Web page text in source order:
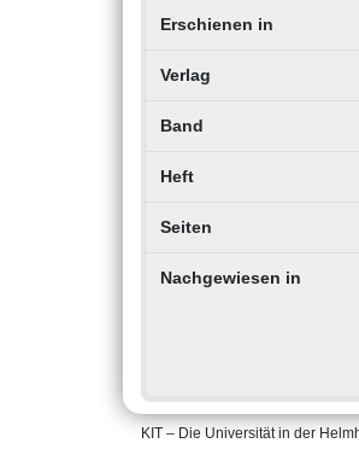
Erschienen in
Verlag
Band
Heft
Seiten
Nachgewiesen in
KIT – Die Universität in der